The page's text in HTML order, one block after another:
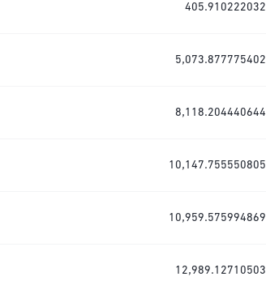
405.910222032
5,073.877775402
8,118.204440644
10,147.755550805
10,959.575994869
12,989.12710503